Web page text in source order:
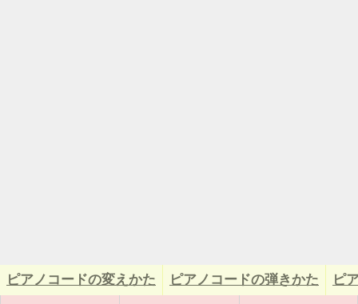
ピアノコードの変えかた ピアノコードの弾きかた ピ